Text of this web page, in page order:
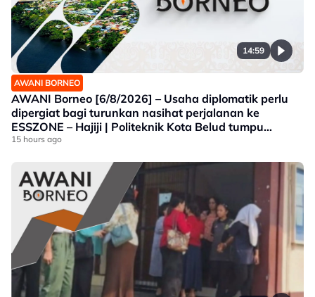
14:59
AWANI BORNEO
AWANI Borneo [6/8/2026] – Usaha diplomatik perlu
dipergiat bagi turunkan nasihat perjalanan ke
ESSZONE – Hajiji | Politeknik Kota Belud tumpu
bidang selaras keperluan industri Sabah |
produk tempatan
15 hours ago